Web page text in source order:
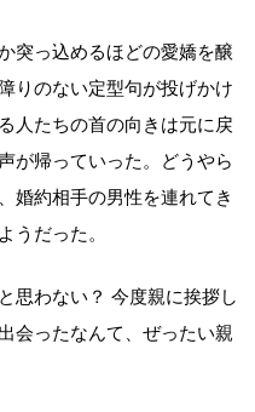
突っ込めるほどの愛嬌を醸
りのない定型句が投げかけ
人たちの首の向きは元に戻
が帰っていった。どうやら
婚約相手の男性を連れてき
うだった。
思わない？ 今度親に挨拶し
会ったなんて、ぜったい親